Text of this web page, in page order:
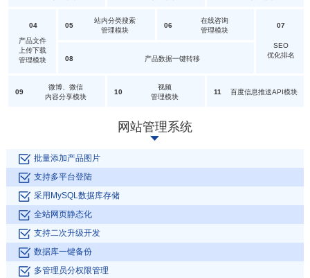
无限级产品类别管理，自定义产
品属性
04
产品文件
上传下载
管理模块
05
站内分类搜索
管理模块
06
在线咨询
管理模块
08 产品数据一键转移
07
SEO
优化排名
09
微博、微信
内容分享模块
10
视频
管理模块
11 百度信息推送API模块
网站管理系统
批量添加产品图片
支持多平台登陆
采用MySQL数据库存储
全站网页静态化
支持二次升级开发
数据库一键备份
多管理员分权限管理